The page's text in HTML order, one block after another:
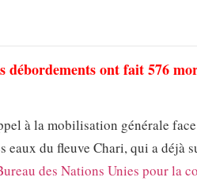
ont fait 576
à la mobilisation générale
eaux du fleuve Chari, qui a déjà
des Nations Unies pour la